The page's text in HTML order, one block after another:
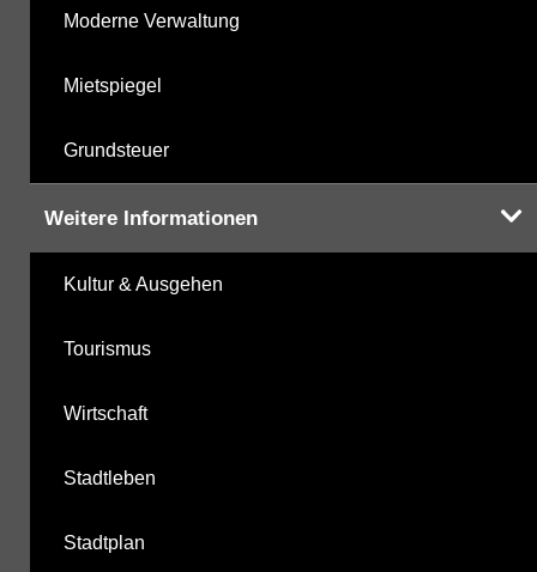
Moderne Verwaltung
Mietspiegel
Grundsteuer
Weitere Informationen
Kultur & Ausgehen
Tourismus
Wirtschaft
Stadtleben
Stadtplan